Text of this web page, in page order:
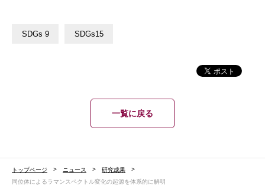
SDGs 9 SDGs15
一覧に戻る
トップページ ニュース
研究成果
同位体によるラマンスペクトル変化の起源を体系的に解明